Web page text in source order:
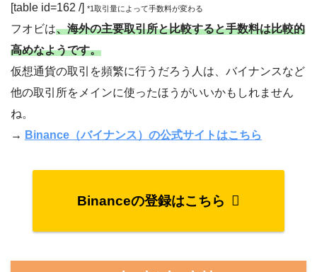
[table id=162 /] *1取引量によって手数料が変わる
フオビは、海外の主要取引所と比較すると手数料は比較的
高めなようです。
仮想通貨の取引を頻繁に行うだろう人は、バイナンスなど
他の取引所をメインに使ったほうがいいかもしれません
ね。
→ Binance（バイナンス）の公式サイトはこちら
Binanceの登録はこちら